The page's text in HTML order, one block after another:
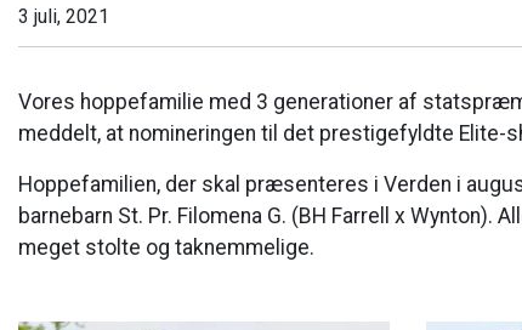
3 juli, 2021
Vores hoppefamilie med 3 generationer af
meddelt, at nomineringen til det prestigefyldte Elite-
Hoppefamilien, der skal præsenteres i Verden i
barnebarn St. Pr. Filomena G. (BH Farrell x
meget stolte og taknemmelige.